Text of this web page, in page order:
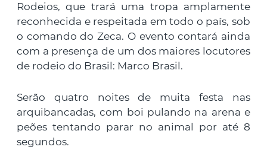
Rodeios, que trará uma tropa amplamente
reconhecida e respeitada em todo o país, sob
o comando do Zeca. O evento contará ainda
com a presença de um dos maiores locutores
de rodeio do Brasil: Marco Brasil.
Serão quatro noites de muita festa nas
arquibancadas, com boi pulando na arena e
peões tentando parar no animal por até 8
segundos.